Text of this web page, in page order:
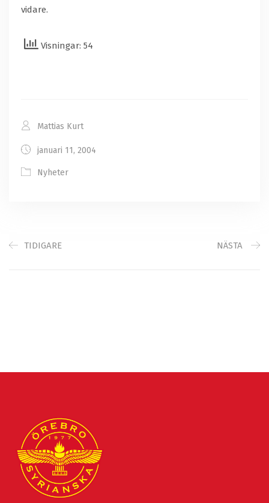
vidare.
Visningar: 54
Mattias Kurt
januari 11, 2004
Nyheter
TIDIGARE NÄSTA